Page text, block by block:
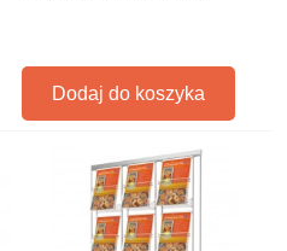
Dodaj do koszyka